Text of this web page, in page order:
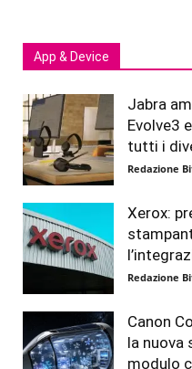
App & Device
Jabra
Evolve3
tutti i
Redazione
Xerox:
Redazione
Canon
la nuova
modulo